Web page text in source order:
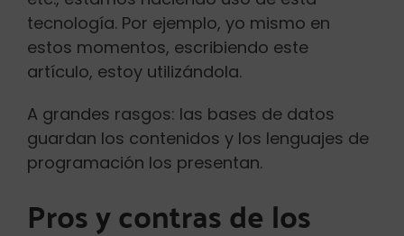
tecnología. Por ejemplo, yo mismo en
estos momentos, escribiendo este
artículo, estoy utilizándola.
A grandes rasgos: las bases de datos
guardan los contenidos y los lenguajes de
programación los presentan.
Pros y contras de los